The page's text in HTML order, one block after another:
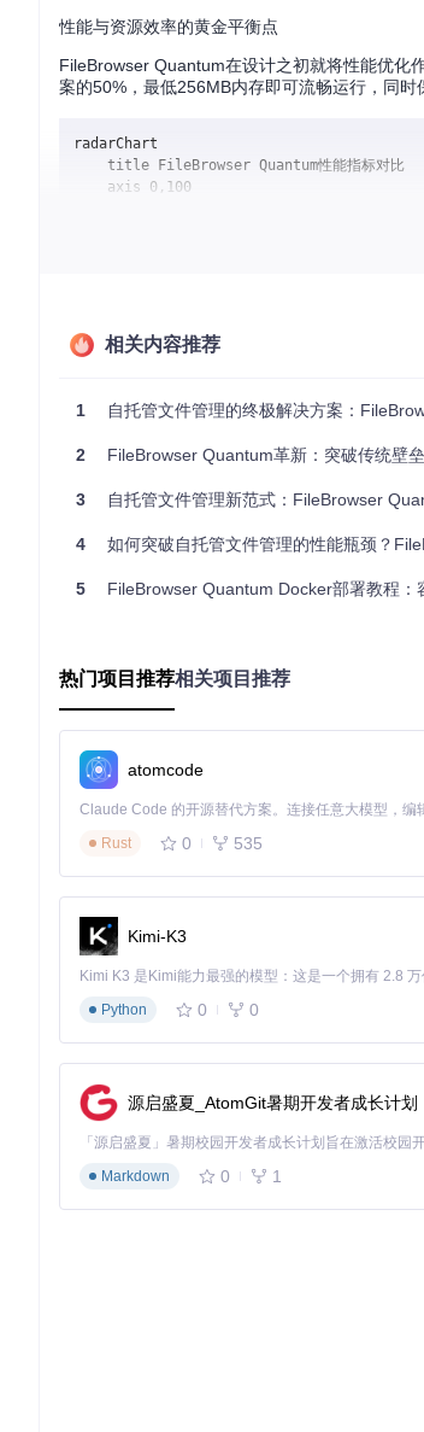
性能与资源效率的黄金平衡点
FileBrowser Quantum在设计之初就将性能优化
案的50%，最低256MB内存即可流畅运行，同时
radarChart
    title FileBrowser Quantum性能指标对比
    axis 0,100
全场景覆盖的功能矩阵
精细化权限控制：基于角色的访问控制，支持
多认证方式：密码、OIDC单点登录和代理认
技术解析：构建高性能文件管理系统
用户体验优先的架构设计
数据，形成高效协作的技术栈。
    B --> C{核心模块}
    C --> D[实时索引引擎]
    C --> E[认证授权系统]
    C --> G[预览生成服务]
    D --> H[文件系统监控]
    D --> I[内存索引池]
    B --> J[BoltDB数据存储]
实时索引引擎的工作原理
索引引擎是FileBrowser Quantum的性能核心，
// 索引引擎核心实现
func
// 使用读写锁确保并发安全
    idx.mu.Lock()
defer idx.mu.Unlock()
相关内容推荐
1 自托管文件管理的终极解决方案：
2 FileBrowser Quantum革新：突破传统壁垒的自
3 自托管文件管理新范式：FileBrowser
4 如何突破自托管文件管理的性能瓶颈？
5 FileBrowser Quantum Docker部署教程：
热门项目推荐相关项目推荐
atomcode
Rust
0 535
Kimi-K3
Python
0 0
源启盛夏_AtomGit暑期开发者成长计划
Markdown
0 1